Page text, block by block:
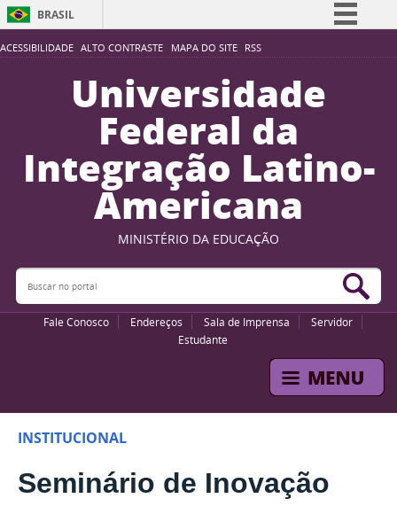
ACESSIBILIDADE ALTO CONTRASTE MAPA DO SITE RSS
BRASIL
Simplifique!
Participe
Acesso à informação
Legislação
Canais
Universidade
Federal da
Integração Latino-
Americana
MINISTÉRIO DA EDUCAÇÃO
Buscar no portal
Fale Conosco Endereços Sala de Imprensa
Servidor
Estudante
INSTITUCIONAL
Seminário de Inovação